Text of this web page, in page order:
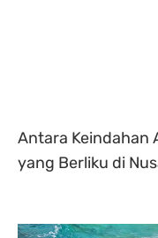
Antara Keindahan
yang Berliku di